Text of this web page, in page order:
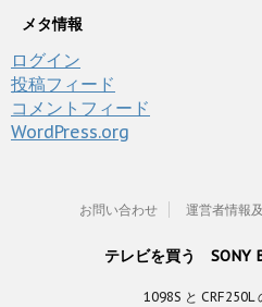
メタ情報
ログイン
投稿フィード
コメントフィード
WordPress.org
お問い合わせ 運営者情報
テレビを買う SONY
1098S と